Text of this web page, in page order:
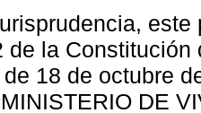
de la Constitución
18 de octubre
DE